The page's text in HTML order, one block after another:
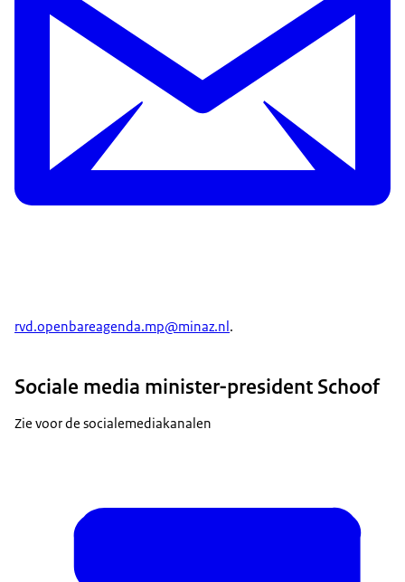
rvd.openbareagenda.mp@minaz.nl.
Sociale media minister-president Schoof
Zie voor de socialemediakanalen